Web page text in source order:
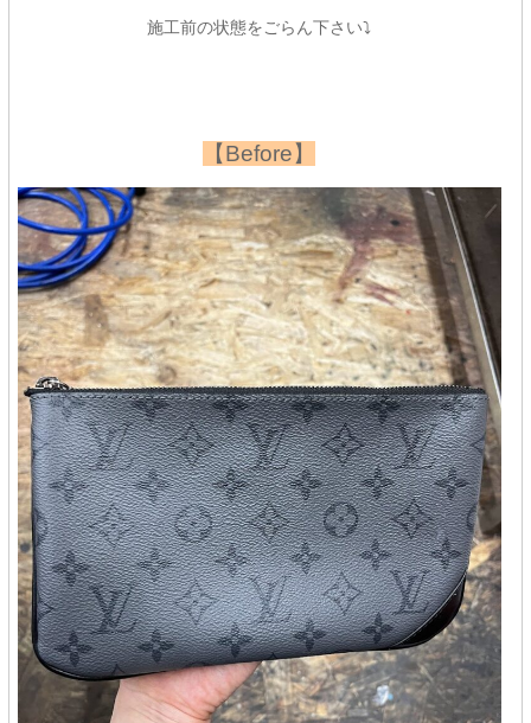
施工前の状態をごらん下さい⤵
【Before】